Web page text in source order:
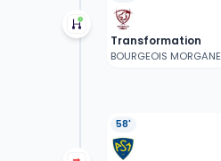
Transformation
BOURGEOIS MORGANE
58'